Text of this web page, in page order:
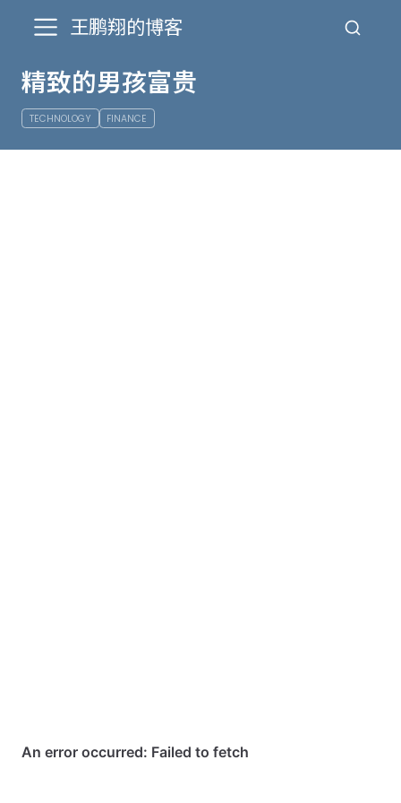
王鹏翔的博客
精致的男孩富贵
TECHNOLOGY FINANCE